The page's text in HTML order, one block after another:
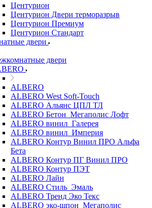
Центурион
Центурион Двери терморазрыв
Центурион Премиум
Центурион Стандарт
двери
двери
ALBERO
ALBERO West Soft-Touch
ALBERO Альянс ЦПЛ ТЛ
ALBERO Бетон_Мегаполис Лофт
ALBERO винил_Галерея
ALBERO винил_Империя
ALBERO Контур Винил ПРО Альфа
Бета
ALBERO Контур ПГ Винил ПРО
ALBERO Контур ПЭТ
ALBERO Лайн
ALBERO Стиль_Эмаль
ALBERO Тренд Эко Текс
ALBERO эко-шпон_Мегаполис